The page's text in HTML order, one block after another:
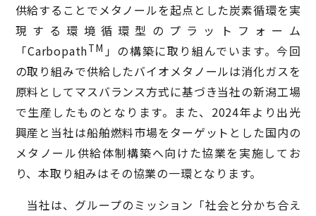
供給することでメタノールを起点とした炭素循環を実
現する環境循環型のプラットフォーム
「CarbopathTM 」の構築に取り組んでいます。今回
の取り組みで供給したバイオメタノールは消化ガスを
原料としてマスバランス方式に基づき当社の新潟工場
で生産したものとなります。また、2024年より出光
興産と当社は船舶燃料市場をターゲットとした国内の
メタノール供給体制構築へ向けた協業を実施してお
り、本取り組みはその協業の一環となります。
当社は、グループのミッション「社会と分かち合え